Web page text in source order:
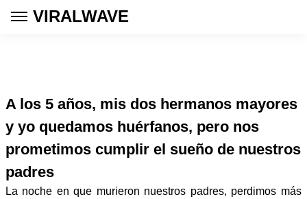
VIRALWAVE
A los 5 años, mis dos hermanos mayores
y yo quedamos huérfanos, pero nos
prometimos cumplir el sueño de nuestros
padres
La noche en que murieron nuestros padres, perdimos más